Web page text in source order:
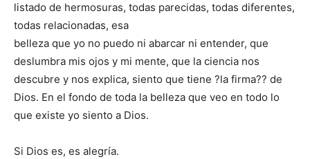
listado de hermosuras, todas parecidas, todas diferentes,
todas relacionadas, esa
belleza que yo no puedo ni abarcar ni entender, que
deslumbra mis ojos y mi mente, que la ciencia nos
descubre y nos explica, siento que tiene ?la firma?? de
Dios. En el fondo de toda la belleza que veo en todo lo
que existe yo siento a Dios.
Si Dios es, es alegría.